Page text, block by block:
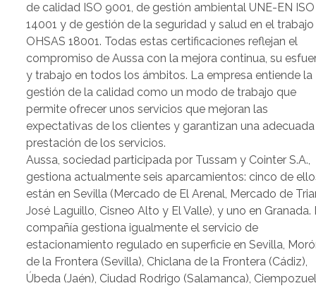
de calidad ISO 9001, de gestión ambiental UNE-EN ISO
14001 y de gestión de la seguridad y salud en el trabajo
OHSAS 18001. Todas estas certificaciones reflejan el
compromiso de Aussa con la mejora continua, su
y trabajo en todos los ámbitos. La empresa entiende la
gestión de la calidad como un modo de trabajo que
permite ofrecer unos servicios que mejoran las
expectativas de los clientes y garantizan una adecuada
prestación de los servicios.
Aussa, sociedad participada por Tussam y Cointer S.A.,
gestiona actualmente seis aparcamientos: cinco de
están en Sevilla (Mercado de El Arenal, Mercado de
José Laguillo, Cisneo Alto y El Valle), y uno en Granada.
compañía gestiona igualmente el servicio de
estacionamiento regulado en superficie en Sevilla,
de la Frontera (Sevilla), Chiclana de la Frontera (Cádiz),
Úbeda (Jaén), Ciudad Rodrigo (Salamanca),